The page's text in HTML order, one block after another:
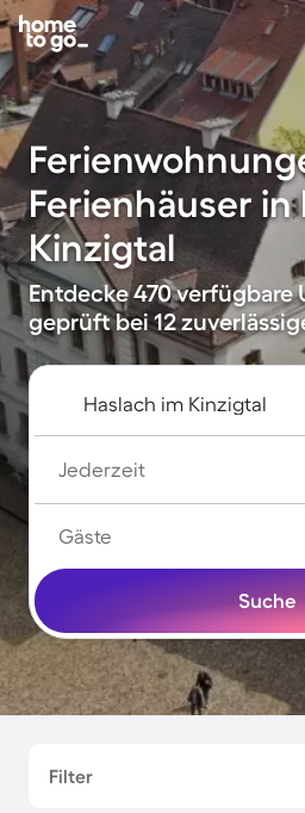
Ferienhäuser in
Kinzigtal
Entdecke 470 verfügbare
geprüft bei 12
Jederzeit
Gäste
Suche
Filter